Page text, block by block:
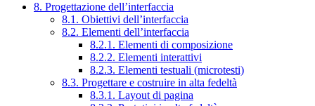
8. Progettazione dell’interfaccia
8.1. Obiettivi dell’interfaccia
8.2. Elementi dell’interfaccia
8.2.1. Elementi di composizione
8.2.2. Elementi interattivi
8.2.3. Elementi testuali (microtesti)
8.3. Progettare e costruire in alta fedeltà
8.3.1. Layout di pagina